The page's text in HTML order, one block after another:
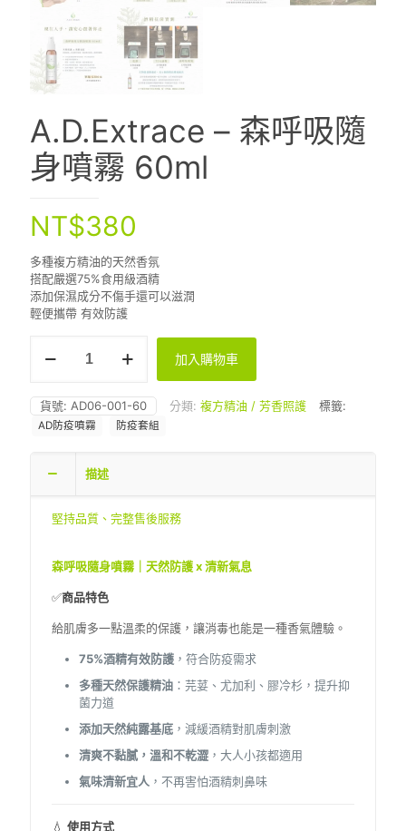
A.D.Extrace – 森呼吸隨
身噴霧 60ml
NT$380
多種複方精油的天然香氛
搭配嚴選75%食用級酒精
添加保濕成分不傷手還可以滋潤
輕便攜帶 有效防護
呼
吸
隨
60ml
加入購物車
貨號: AD06-001-60 分類: 複方精油 / 芳香照護 標籤:
AD防疫噴霧 防疫套組
描述
堅持品質、完整售後服務
森呼吸隨身噴霧｜天然防護 x 清新氣息
✅商品特色
給肌膚多一點溫柔的保護，讓消毒也能是一種香氣體驗。
75%酒精有效防護 ，符合防疫需求
多種天然保護精油 ：芫荽、尤加利、膠冷杉，提升抑
菌力道
添加天然純露基底 ，減緩酒精對肌膚刺激
清爽不黏膩，溫和不乾澀 ，大人小孩都適用
氣味清新宜人 ，不再害怕酒精刺鼻味
💧使用方式